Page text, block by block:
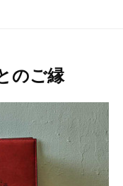
のご縁